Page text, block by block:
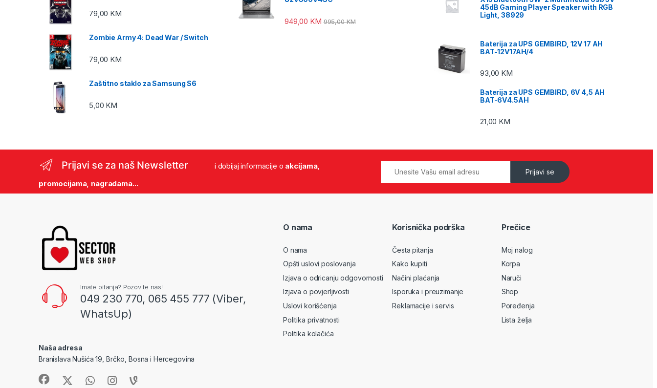
79,00 KM
Zombie Army 4: Dead War / Switch
79,00 KM
Zaštitno staklo za Samsung S6
5,00 KM
949,00 KM 995,00KM
45dB Gaming Player Speaker with RGB
Light, 38929
Baterija za UPS GEMBIRD, 12V 17 AH
BAT-12V17AH/4
93,00 KM
Baterija za UPS GEMBIRD, 6V 4,5 AH
BAT-6V4.5AH
21,00 KM
Prijavi se za naš Newsletter i dobijaj informacije o akcijama,
promocijama, nagradama...
Prijavi se
Imate pitanja? Pozovite nas!
049 230 770, 065 455 777 (Viber,
WhatsUp)
Naša adresa
Branislava Nušića 19, Brčko, Bosna i Hercegovina
O nama
O nama
Opšti uslovi poslovanja
Izjava o odricanju odgovornosti
Izjava o povjerljivosti
Uslovi korišćenja
Politika privatnosti
Politika kolačića
Korisnička podrška
Česta pitanja
Kako kupiti
Načini plaćanja
Isporuka i preuzimanje
Reklamacije i servis
Prečice
Moj nalog
Korpa
Naruči
Shop
Poređenja
Lista želja